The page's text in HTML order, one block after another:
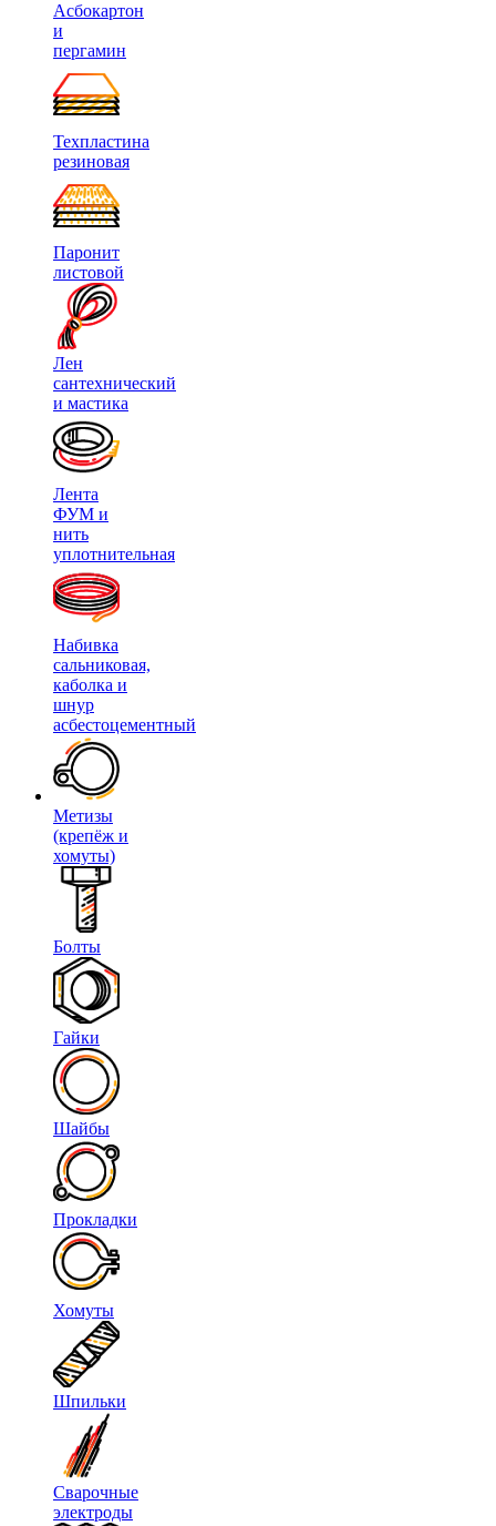
Асбокартон
и
пергамин
Техпластина
резиновая
Паронит
листовой
Лен
сантехнический
и мастика
Лента
ФУМ и
нить
уплотнительная
Набивка
сальниковая,
каболка и
шнур
асбестоцементный
Метизы
(крепёж и
хомуты)
Болты
Гайки
Шайбы
Прокладки
Хомуты
Шпильки
Сварочные
электроды